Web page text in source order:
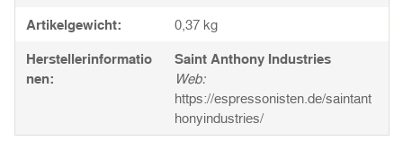
Artikelgewicht: 0,37 kg
Herstellerinformatio
nen:
Saint Anthony Industries
Web:
https://espressonisten.de/saintant
honyindustries/